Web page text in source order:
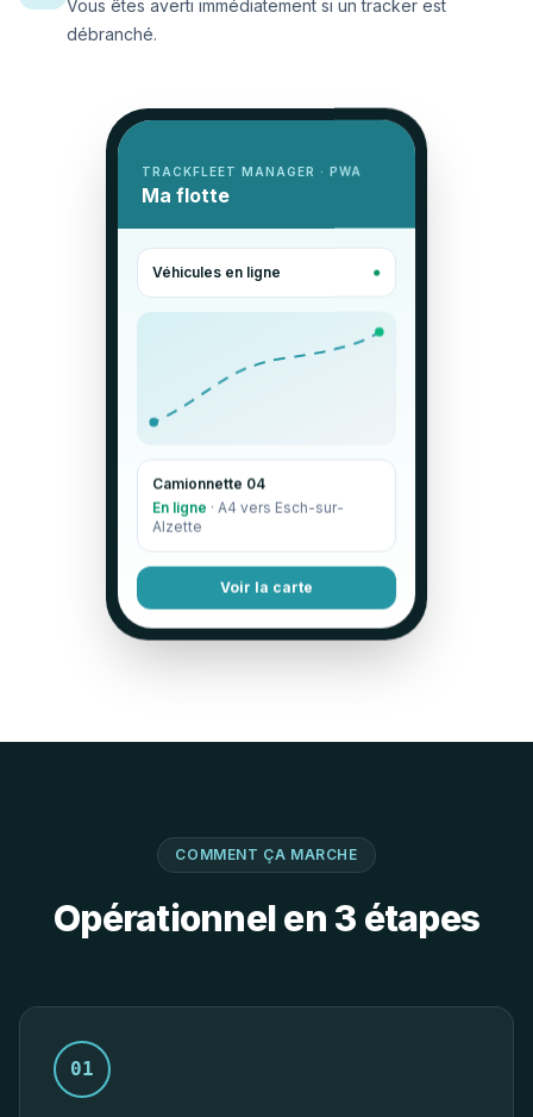
Vous êtes averti immédiatement si un tracker est
débranché.
TRACKFLEET MANAGER · PWA
Ma flotte
Véhicules en ligne ●
Camionnette 04
En ligne · A4 vers Esch-sur-
Alzette
Voir la carte
COMMENT ÇA MARCHE
Opérationnel en 3 étapes
01